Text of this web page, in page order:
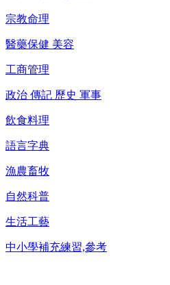
宗教命理
醫藥保健 美容
工商管理
政治 傳記 歷史 軍事
飲食料理
語言字典
漁農畜牧
自然科普
生活工藝
中小學補充練習,參考